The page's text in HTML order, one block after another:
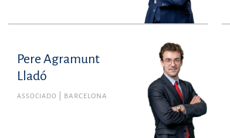
Pere Agramunt
Lladó
ASSOCIADO BARCELONA
Pere Agramunt Lladó
Membro n.º 48066 da Ordem dos Advogados de
Barcelona
Fiscal
pere.agramunt@uria.com